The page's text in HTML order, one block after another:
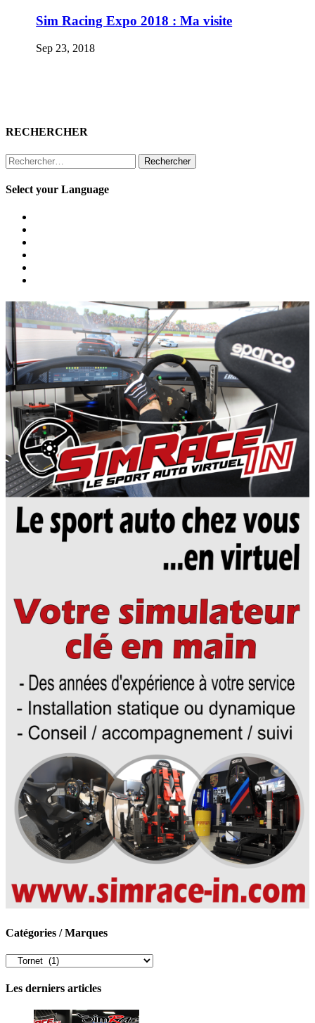
Sim Racing Expo 2018 : Ma visite
Sep 23, 2018
RECHERCHER
Rechercher :
Select your Language
Catégories / Marques
Catégories
Marques
Les derniers articles